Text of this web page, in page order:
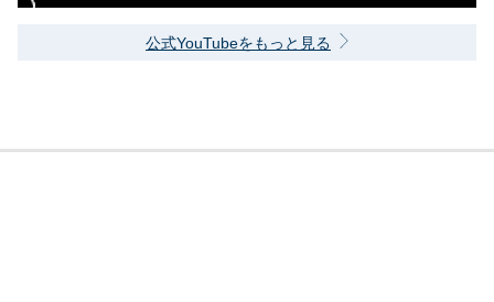
公式YouTubeをもっと見る